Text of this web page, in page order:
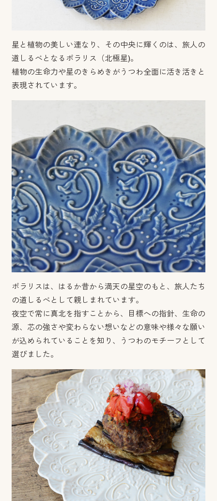
星と植物の美しい連なり、その中央に輝くのは、旅人の
道しるべとなるポラリス（北極星)。
植物の生命力や星のきらめきがうつわ全面に活き活きと
表現されています。
ポラリスは、はるか昔から満天の星空のもと、旅人たち
の道しるべとして親しまれています。
夜空で常に真北を指すことから、目標への指針、生命の
源、芯の強さや変わらない想いなどの意味や様々な願い
が込められていることを知り、うつわのモチーフとして
選びました。